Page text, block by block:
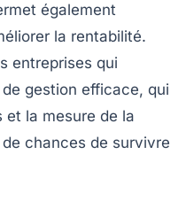
également
la rentabilité.
entreprises qui
gestion efficace, qui
et la mesure de la
chances de survivre